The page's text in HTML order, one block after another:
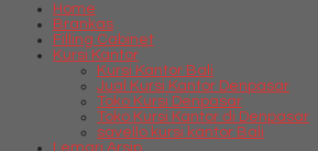
Home
Brankas
Filling Cabinet
Kursi Kantor
Kursi Kantor Bali
Jual Kursi Kantor Denpasar
Toko Kursi Denpasar
Toko Kursi Kantor di Denpasar
savello kursi kantor Bali
Lemari Arsip